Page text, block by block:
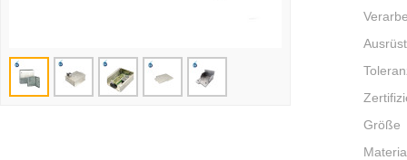
Größe